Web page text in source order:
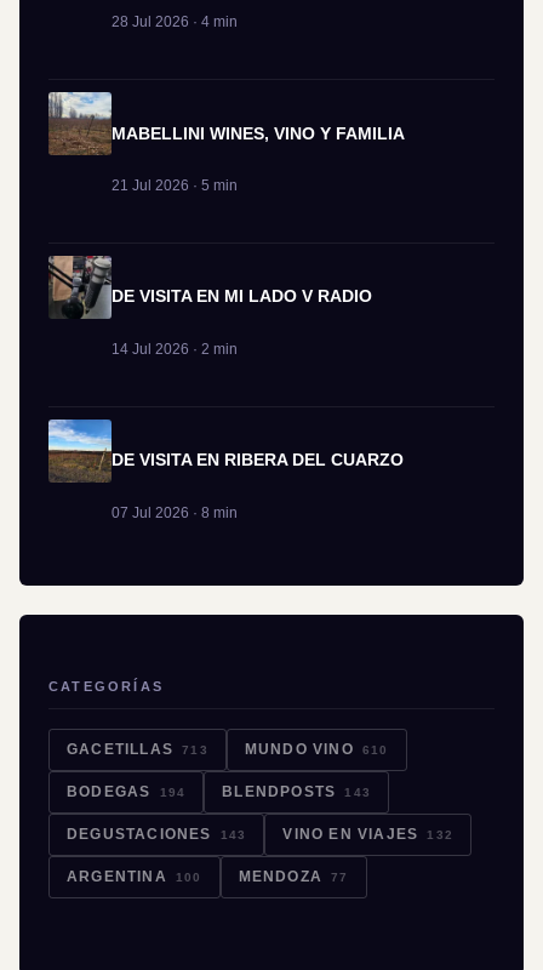
28 Jul 2026 · 4 min
MABELLINI WINES, VINO Y FAMILIA
21 Jul 2026 · 5 min
DE VISITA EN MI LADO V RADIO
14 Jul 2026 · 2 min
DE VISITA EN RIBERA DEL CUARZO
07 Jul 2026 · 8 min
CATEGORÍAS
GACETILLAS 713 MUNDO VINO 610
BODEGAS 194 BLENDPOSTS 143
DEGUSTACIONES 143 VINO EN VIAJES 132
ARGENTINA 100 MENDOZA 77